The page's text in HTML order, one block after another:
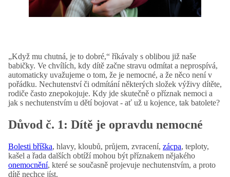
„Když mu chutná, je to dobré,“ říkávaly s oblibou již naše
babičky. Ve chvílích, kdy dítě začne stravu odmítat a neprospívá,
automaticky uvažujeme o tom, že je nemocné, a že něco není v
pořádku. Nechutenství či odmítání některých složek výživy dítěte,
rodiče často znepokojuje. Kdy jde skutečně o příznak nemoci a
jak s nechutenstvím u dětí bojovat - ať už u kojence, tak batolete?
Důvod č. 1: Dítě je opravdu nemocné
Bolesti bříška, hlavy, kloubů, průjem, zvracení, zácpa, teploty,
kašel a řada dalších obtíží mohou být příznakem nějakého
onemocnění, které se současně projevuje nechutenstvím, a proto
dítě nechce jíst.